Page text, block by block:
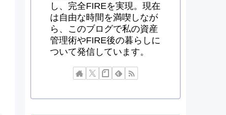
し、完全FIREを実現。現在
は自由な時間を満喫しなが
ら、このブログで私の資産
管理術やFIRE後の暮らしに
ついて発信しています。